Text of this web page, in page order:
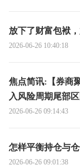
放下了财富包袱
2026-06-26 10:40:18
焦点简讯:【券商
入风险周期尾部
2026-06-26 09:14:43
怎样平衡持仓与
2026-06-26 09:01:38